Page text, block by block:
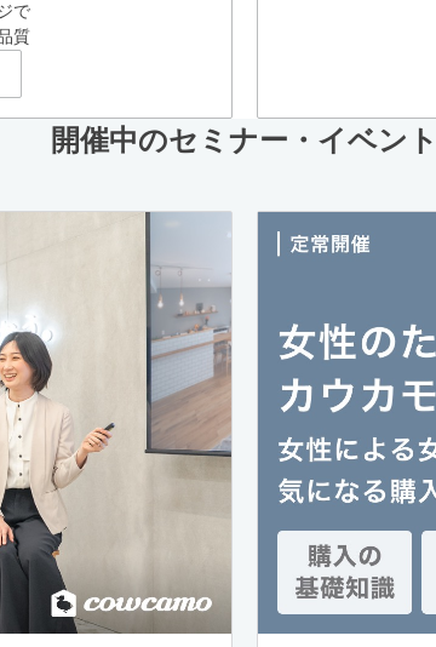
で
質
開催中のセミナー・イベント